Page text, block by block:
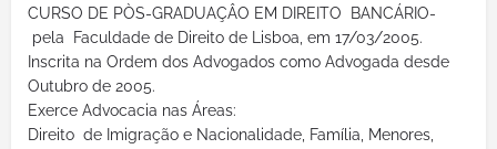
CURSO DE PÒS-GRADUAÇÂO EM DIREITO BANCÁRIO-
pela Faculdade de Direito de Lisboa, em 17/03/2005.
Inscrita na Ordem dos Advogados como Advogada desde
Outubro de 2005.
Exerce Advocacia nas Áreas:
Direito de Imigração e Nacionalidade, Família, Menores,